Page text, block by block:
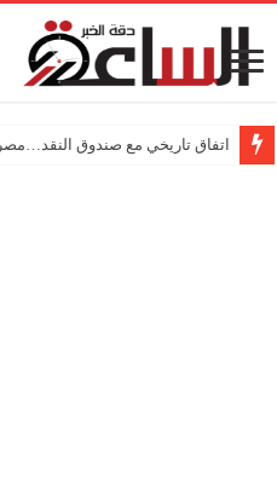
اتفاق تاريخي مع صندوق النقد…مصر تقترب من صرف 2.7